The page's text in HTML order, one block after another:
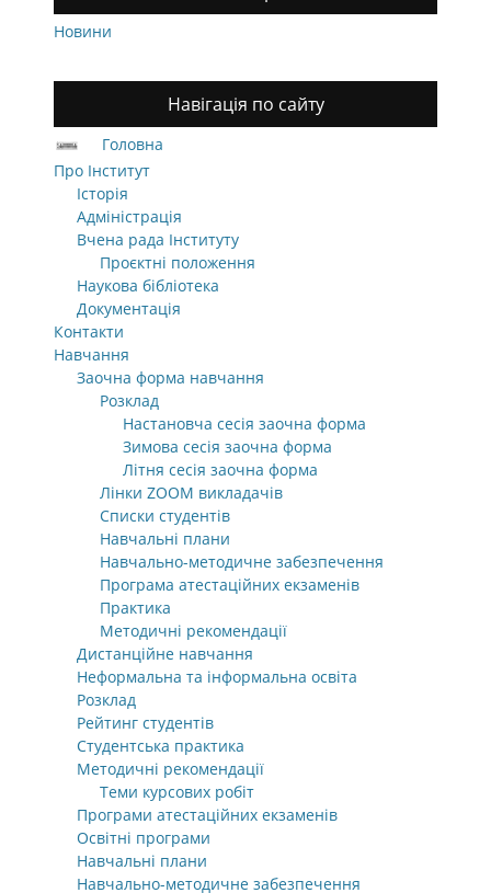
Новини
Навігація по сайту
Головна
Про Інститут
Історія
Адміністрація
Вчена рада Інституту
Проєктні положення
Наукова бібліотека
Документація
Контакти
Навчання
Заочна форма навчання
Розклад
Настановча сесія заочна форма
Зимова сесія заочна форма
Літня сесія заочна форма
Лінки ZOOM викладачів
Списки студентів
Навчальні плани
Навчально-методичне забезпечення
Програма атестаційних екзаменів
Практика
Методичні рекомендації
Дистанційне навчання
Неформальна та інформальна освіта
Розклад
Рейтинг студентів
Студентська практика
Методичні рекомендації
Теми курсових робіт
Програми атестаційних екзаменів
Освітні програми
Навчальні плани
Навчально-методичне забезпечення